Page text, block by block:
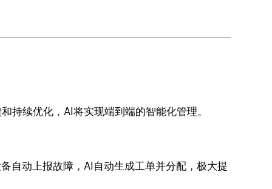
持续优化，AI将实现端到端的智能化管理。
自动上报故障，AI自动生成工单并分配，极大提